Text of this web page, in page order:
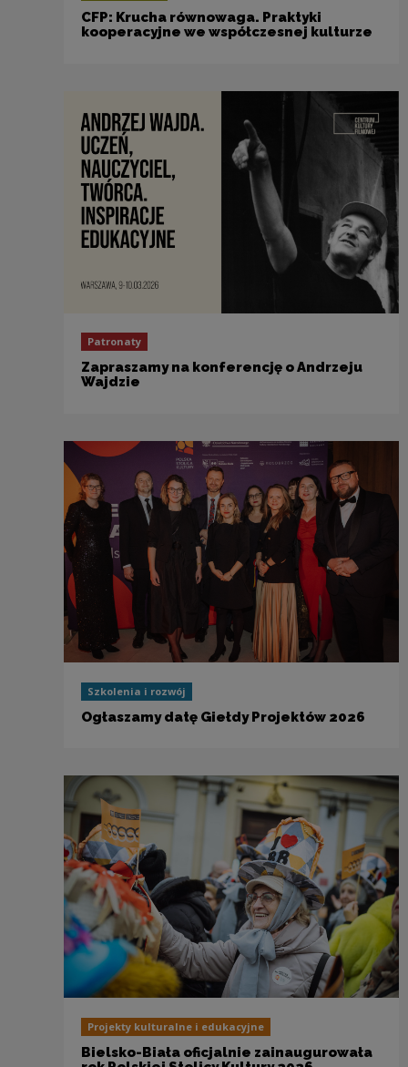
CFP: Krucha równowaga. Praktyki
kooperacyjne we współczesnej kulturze
Patronaty
Zapraszamy na konferencję o Andrzeju
Wajdzie
Szkolenia i rozwój
Ogłaszamy datę Giełdy Projektów 2026
Projekty kulturalne i edukacyjne
Bielsko-Biała oficjalnie zainaugurowała